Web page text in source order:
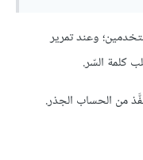
وعند تمرير
كلمة السّر.
من الحساب الجذر.